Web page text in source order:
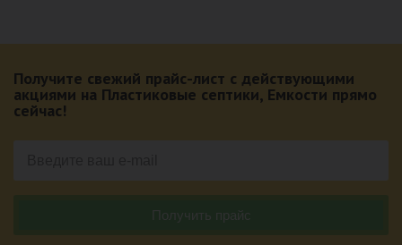
Получите свежий прайс-лист с действующими
акциями на Пластиковые септики, Емкости прямо
сейчас!